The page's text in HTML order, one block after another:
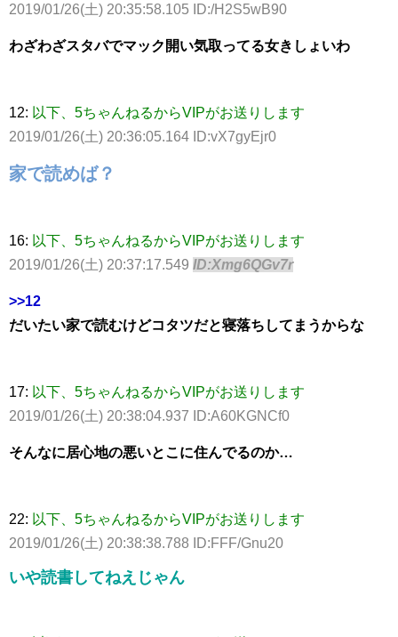
2019/01/26(土) 20:35:58.105 ID:/H2S5wB90
わざわざスタバでマック開い気取ってる女きしょいわ
12: 以下、5ちゃんねるからVIPがお送りします
2019/01/26(土) 20:36:05.164 ID:vX7gyEjr0
家で読めば？
16: 以下、5ちゃんねるからVIPがお送りします
2019/01/26(土) 20:37:17.549 ID:Xmg6QGv7r
>>12
だいたい家で読むけどコタツだと寝落ちしてまうからな
17: 以下、5ちゃんねるからVIPがお送りします
2019/01/26(土) 20:38:04.937 ID:A60KGNCf0
そんなに居心地の悪いとこに住んでるのか…
22: 以下、5ちゃんねるからVIPがお送りします
2019/01/26(土) 20:38:38.788 ID:FFF/Gnu20
いや読書してねえじゃん